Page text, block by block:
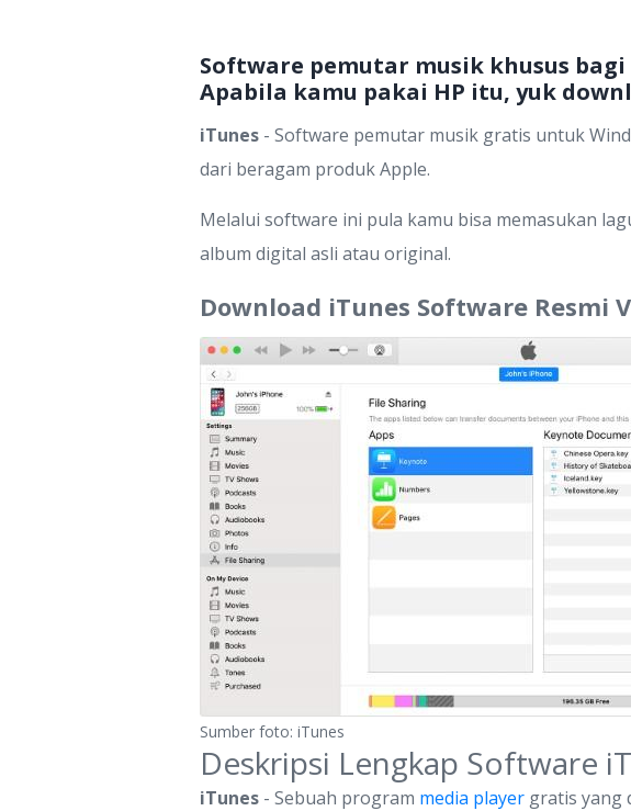
Software pemutar musik khusus
Apabila kamu pakai HP itu, yuk
iTunes - Software pemutar musik gratis untuk
dari beragam produk Apple.
Melalui software ini pula kamu bisa memasukan
album digital asli atau original.
Download iTunes Software Resmi
Sumber foto: iTunes
Deskripsi Lengkap Software
iTunes - Sebuah program media player gratis yang